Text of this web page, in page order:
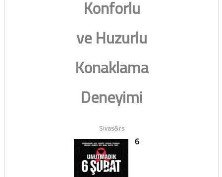
Konforlu
ve Huzurlu
Konaklama
Deneyimi
Sivas&rs
6